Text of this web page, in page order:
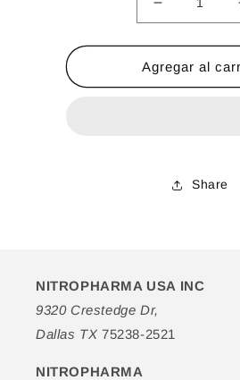
Reducir
cantidad
para
Notaliv
Crema
Oliva
Agregar al
Share
NITROPHARMA USA INC
9320 Crestedge Dr,
Dallas TX 75238-2521
NITROPHARMA